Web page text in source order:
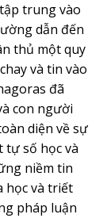
trung vào
dẫn đến
thủ một quy
và tin vào
đã
con người
diện về sự
tự số học và
niềm tin
học và triết
pháp luận